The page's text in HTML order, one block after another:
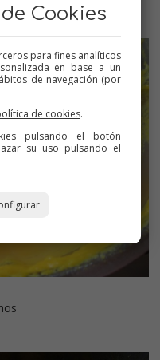
Cookies
para fines analíticos
en base a un
de navegación (por
de cookies.
pulsando el botón
su uso pulsando el